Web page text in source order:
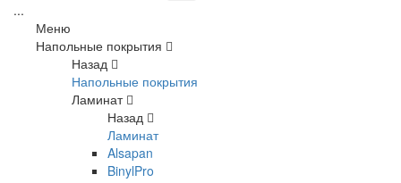
...
Меню
Напольные покрытия
Назад
Напольные покрытия
Ламинат
Назад
Ламинат
Alsapan
BinylPro